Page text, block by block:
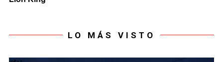
LO MÁS VISTO